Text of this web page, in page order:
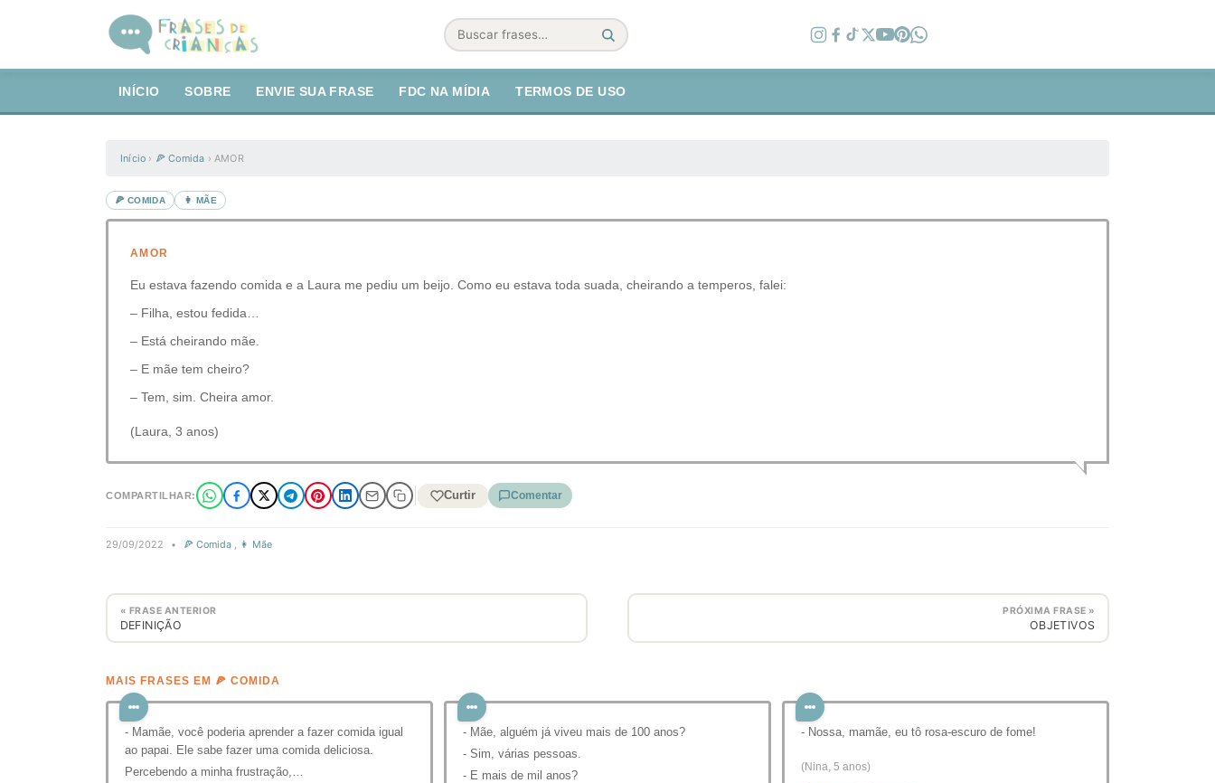
Buscar
INÍCIO SOBRE ENVIE SUA FRASE FDC NA MÍDIA TERMOS DE USO
Início › 🍕 Comida ›AMOR
🍕 COMIDA 👩 MÃE
AMOR
Eu estava fazendo comida e a Laura me pediu um beijo. Como eu estava toda suada, cheirando a temperos, falei:
– Filha, estou fedida…
– Está cheirando mãe.
– E mãe tem cheiro?
– Tem, sim. Cheira amor.
(Laura, 3 anos)
COMPARTILHAR: Curtir Comentar
29/09/2022 • 🍕 Comida , 👩 Mãe
« FRASE ANTERIOR
DEFINIÇÃO
PRÓXIMA FRASE »
OBJETIVOS
MAIS FRASES EM 🍕 COMIDA
- Mamãe, você poderia aprender a fazer comida igual
ao papai. Ele sabe fazer uma comida deliciosa.
Percebendo a minha frustração,…
- Mãe, alguém já viveu mais de 100 anos?
- Sim, várias pessoas.
- E mais de mil anos?
- Nossa, mamãe, eu tô rosa-escuro de fome!
(Nina, 5 anos)